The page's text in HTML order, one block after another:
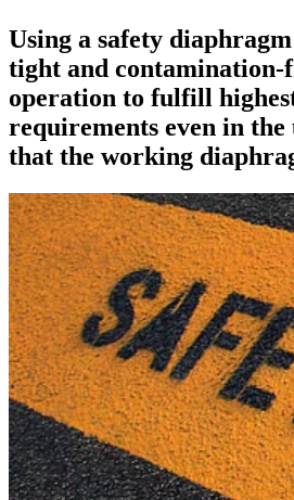
Using a safety
tight and contamination-
operation to fulfill
requirements even in
that the working